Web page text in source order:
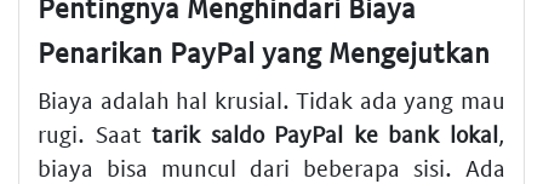
Pentingnya Menghindari Biaya
Penarikan PayPal yang Mengejutkan
Biaya adalah hal krusial. Tidak ada yang mau
rugi. Saattarik saldo PayPal ke bank lokal,
biaya bisa muncul dari beberapa sisi. Ada